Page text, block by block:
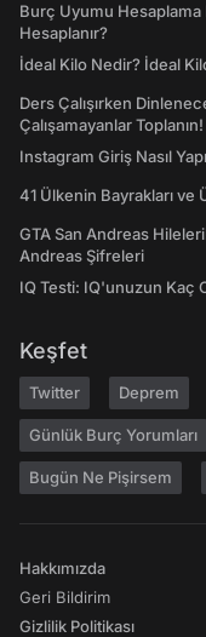
Burç Uyumu
Hesaplanır?
İdeal Kilo Nedir? İdeal
Ders Çalışırken
Çalışamayanlar Toplanın!
Instagram Giriş Nasıl
41 Ülkenin Bayrakları ve
GTA San Andreas
Andreas Şifreleri
IQ Testi: IQ'unuzun Kaç
Keşfet
Twitter Deprem
Günlük Burç Yorumları
Bugün Ne Pişirsem
Hakkımızda
Geri Bildirim
Gizlilik Politikası